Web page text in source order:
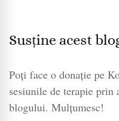
Susține acest
Poți face o donație pe
sesiunile de terapie prin
blogului. Mulțumesc!